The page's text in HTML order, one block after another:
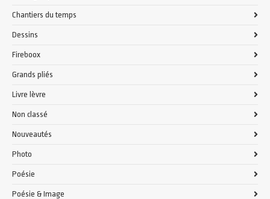
Chantiers du temps
Dessins
Fireboox
Grands pliés
Livre lèvre
Non classé
Nouveautés
Photo
Poésie
Poésie & Image